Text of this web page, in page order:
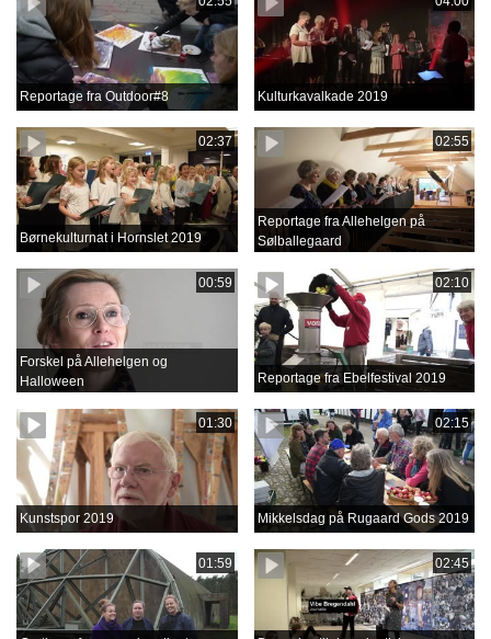
Reportage fra Outdoor#8 Kulturkavalkade 2019
02:37
Børnekulturnat i Hornslet 2019
02:55
Reportage fra Allehelgen på
Sølballegaard
00:59
Forskel på Allehelgen og
Halloween
02:10
Reportage fra Ebelfestival 2019
01:30
Kunstspor 2019
02:15
Mikkelsdag på Rugaard Gods 2019
01:59 02:45